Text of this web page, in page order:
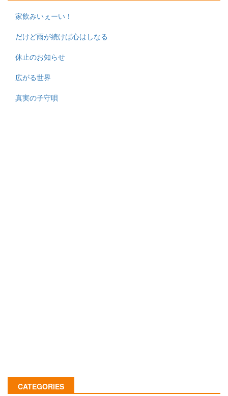
家飲みいぇーい！
だけど雨が続けば心はしなる
休止のお知らせ
広がる世界
真実の子守唄
CATEGORIES